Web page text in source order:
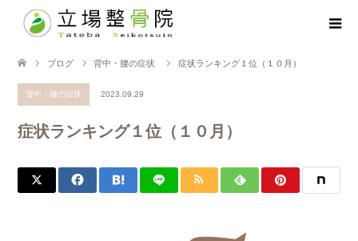
ブログ 背中・腰の症状 症状ランキング１位（１０月）
背中・腰の症状 2023.09.29
症状ランキング１位（１０月）